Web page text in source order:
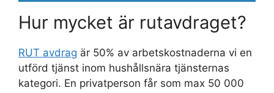
Hur mycket är rutavdraget?
RUT avdrag är 50% av arbetskostnaderna vi en
utförd tjänst inom hushållsnära tjänsternas
kategori. En privatperson får som max 50 000